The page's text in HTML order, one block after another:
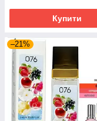
Купити
–21%